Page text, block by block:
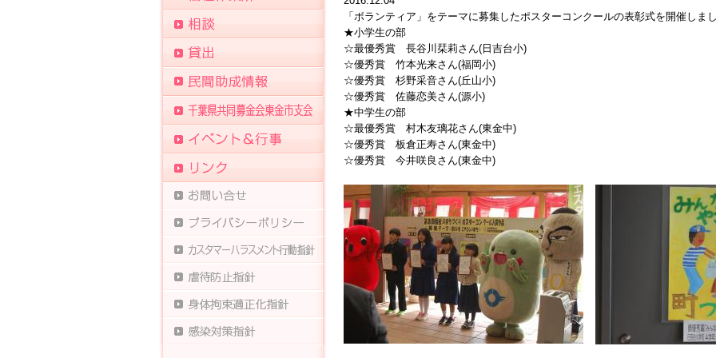
「ボランティア」をテーマに募集したポスターコンクールの表彰式を開催しま
★小学生の部
☆最優秀賞 長谷川栞莉さん(日吉台小)
☆優秀賞 竹本光来さん(福岡小)
☆優秀賞 杉野采音さん(丘山小)
☆優秀賞 佐藤恋美さん(源小)
★中学生の部
☆最優秀賞 村木友璃花さん(東金中)
☆優秀賞 板倉正寿さん(東金中)
☆優秀賞 今井咲良さん(東金中)